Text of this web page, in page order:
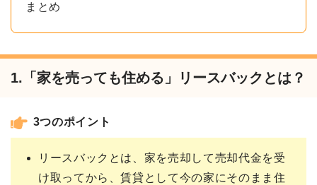
まとめ
1.「家を売っても住める」リースバックとは？
3つのポイント
リースバックとは、家を売却して売却代金を受
け取ってから、賃貸として今の家にそのまま住